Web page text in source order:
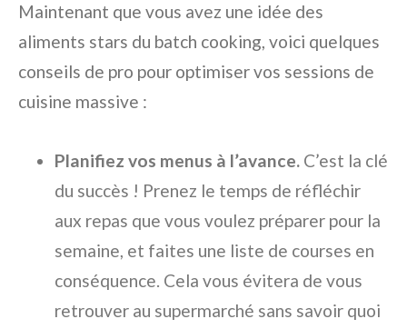
Maintenant que vous avez une idée des
aliments stars du batch cooking, voici quelques
conseils de pro pour optimiser vos sessions de
cuisine massive :
Planifiez vos menus à l’avance. C’est la clé
du succès ! Prenez le temps de réfléchir
aux repas que vous voulez préparer pour la
semaine, et faites une liste de courses en
conséquence. Cela vous évitera de vous
retrouver au supermarché sans savoir quoi